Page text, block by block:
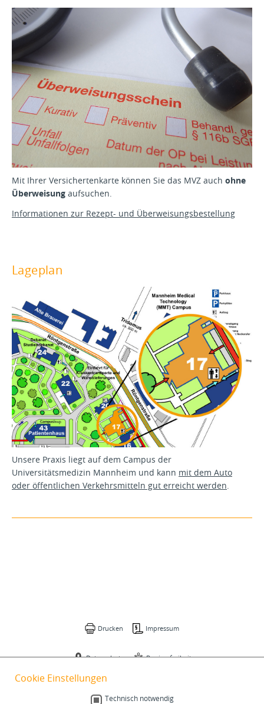
Mit Ihrer Versichertenkarte können Sie das MVZ auch ohne
Überweisung aufsuchen.
Informationen zur Rezept- und Überweisungsbestellung
Lageplan
Unsere Praxis liegt auf dem Campus der
Universitätsmedizin Mannheim und kann mit dem Auto
oder öffentlichen Verkehrsmitteln gut erreicht werden.
Drucken Impressum
Datenschutz Barrierefreiheit
Cookie Einstellungen
Technisch notwendig